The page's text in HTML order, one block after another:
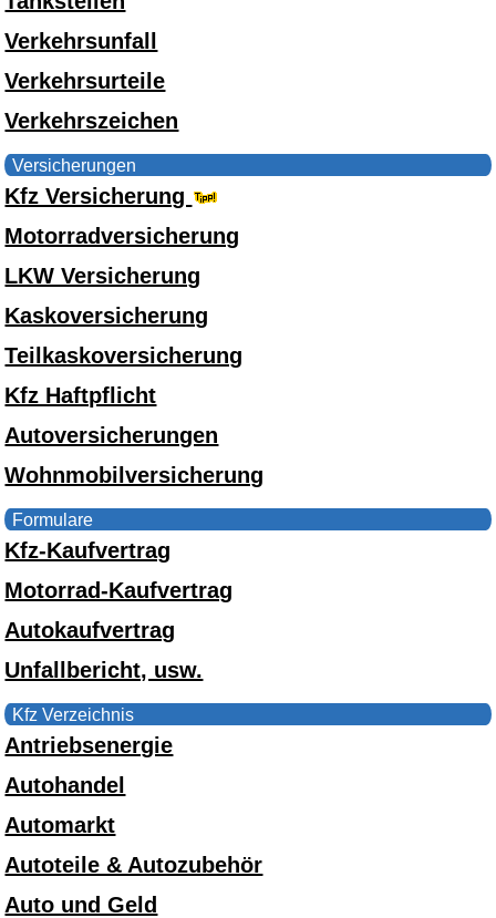
Verkehrsunfall
Verkehrsurteile
Verkehrszeichen
Versicherungen
Kfz Versicherung
Motorradversicherung
LKW Versicherung
Kaskoversicherung
Teilkaskoversicherung
Kfz Haftpflicht
Autoversicherungen
Wohnmobilversicherung
Formulare
Kfz-Kaufvertrag
Motorrad-Kaufvertrag
Autokaufvertrag
Unfallbericht, usw.
Kfz Verzeichnis
Antriebsenergie
Autohandel
Automarkt
Autoteile & Autozubehör
Auto und Geld